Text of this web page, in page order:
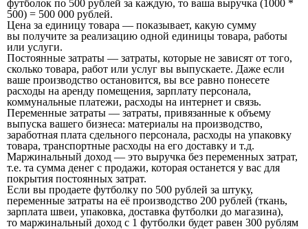
футболок по 500 рублей за каждую, то ваша выручка (1000 *
500) = 500 000 рублей.
Цена за единицу товара — показывает, какую сумму
вы получите за реализацию одной единицы товара, работы
или услуги.
Постоянные затраты — затраты, которые не зависят от того,
сколько товара, работ или услуг вы выпускаете. Даже если
ваше производство остановится, вы все равно понесете
расходы на аренду помещения, зарплату персонала,
коммунальные платежи, расходы на интернет и связь.
Переменные затраты — затраты, привязанные к объему
выпуска вашего бизнеса: материалы на производство,
заработная плата сдельного персонала, расходы на упаковку
товара, транспортные расходы на его доставку и т.д.
Маржинальный доход — это выручка без переменных затрат,
т.е. та сумма денег с продажи, которая останется у вас для
покрытия постоянных затрат.
Если вы продаете футболку по 500 рублей за штуку,
переменные затраты на её производство 200 рублей (ткань,
зарплата швеи, упаковка, доставка футболки до магазина),
то маржинальный доход с 1 футболки будет равен 300 рублям